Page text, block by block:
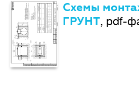
Схемы
ГРУНТ, pdf-